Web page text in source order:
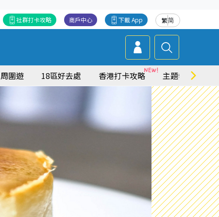
繁简
下載 App
商戶中心
社群打卡攻略
周圍遊 18區好去處 香港打卡攻略 主題特集